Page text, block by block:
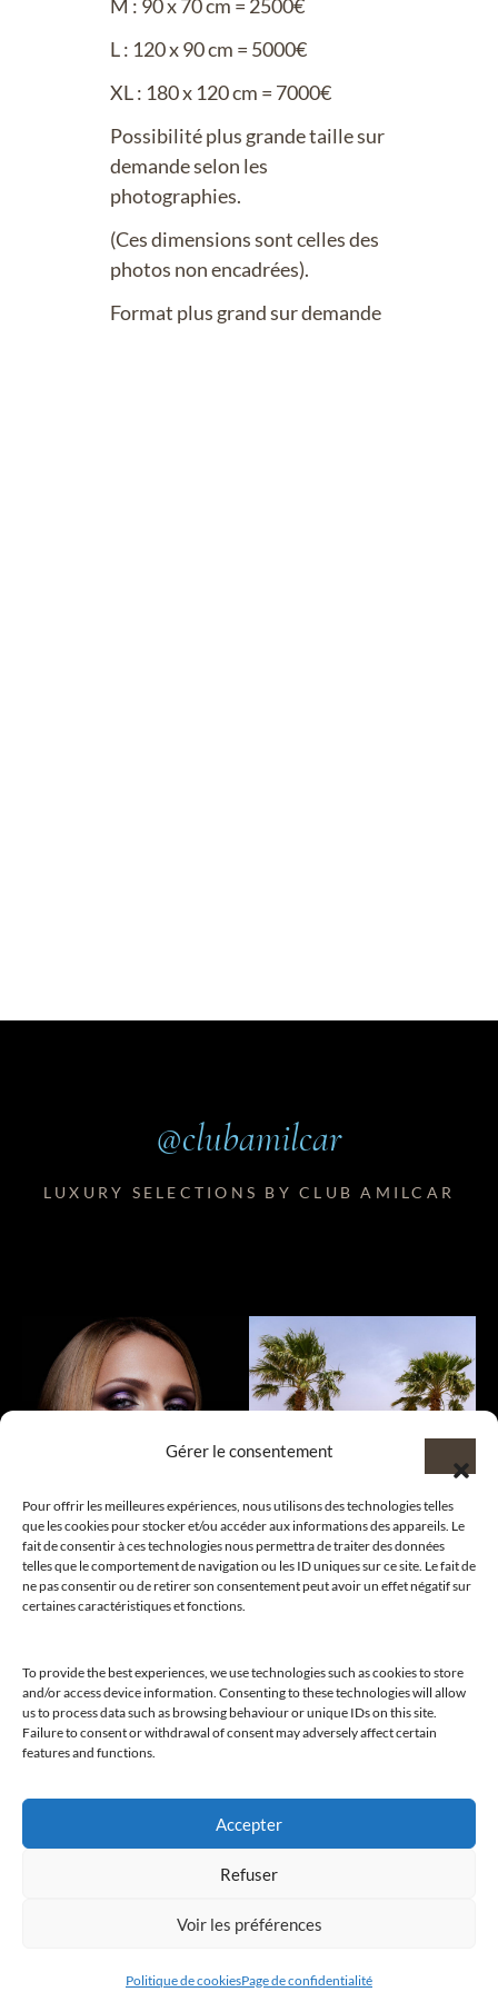
Gérer le consentement
Pour offrir les meilleures expériences, nous utilisons des technologies telles
que les cookies pour stocker et/ou accéder aux informations des appareils. Le
fait de consentir à ces technologies nous permettra de traiter des données
telles que le comportement de navigation ou les ID uniques sur ce site. Le fait de
ne pas consentir ou de retirer son consentement peut avoir un effet négatif sur
certaines caractéristiques et fonctions.
To provide the best experiences, we use technologies such as cookies to store
and/or access device information. Consenting to these technologies will allow
us to process data such as browsing behaviour or unique IDs on this site.
Failure to consent or withdrawal of consent may adversely affect certain
features and functions.
Accepter
Refuser
Voir les préférences
Politique de cookiesPage de confidentialité
M : 90 x 70 cm = 2500€
L : 120 x 90 cm = 5000€
XL : 180 x 120 cm = 7000€
Possibilité plus grande taille sur
demande selon les
photographies.
(Ces dimensions sont celles des
photos non encadrées).
Format plus grand sur demande
@clubamilcar
LUXURY SELECTIONS BY CLUB AMILCAR
Bienvenue au sein du CLUB AMILCAR !